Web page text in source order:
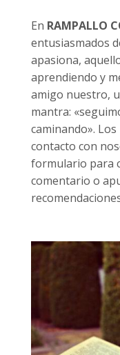
En RAMPALLO
entusiasmados
apasiona,
aprendiendo y
amigo nuestro,
mantra:
caminando».
contacto con
formulario para
comentario o